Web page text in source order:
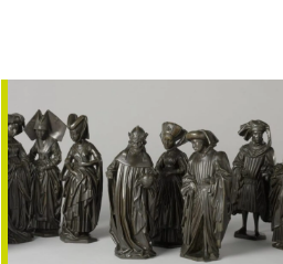
tegen elkaar konden opnemen,
betoogt Cambridge-historicus
Krisztina Ilko in vaktijdschrift
Speculum. Volgens Ilko was
schaken een manier om de sociale
normen uit te dagen:...